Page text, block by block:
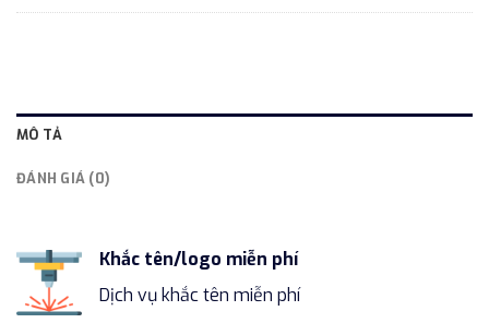
MÔ TẢ
ĐÁNH GIÁ (0)
Khắc tên/logo miễn phí
Dịch vụ khắc tên miễn phí